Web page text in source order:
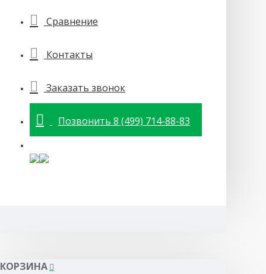
Сравнение
Контакты
Заказать звонок
Позвонить 8 (499) 714-88-83
КОРЗИНА